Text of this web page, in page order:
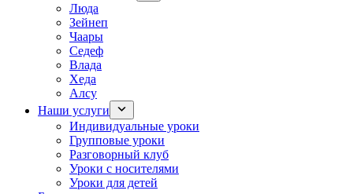
Люда
Зейнеп
Чаары
Седеф
Влада
Хеда
Алсу
Наши услуги
Индивидуальные уроки
Групповые уроки
Разговорный клуб
Уроки с носителями
Уроки для детей